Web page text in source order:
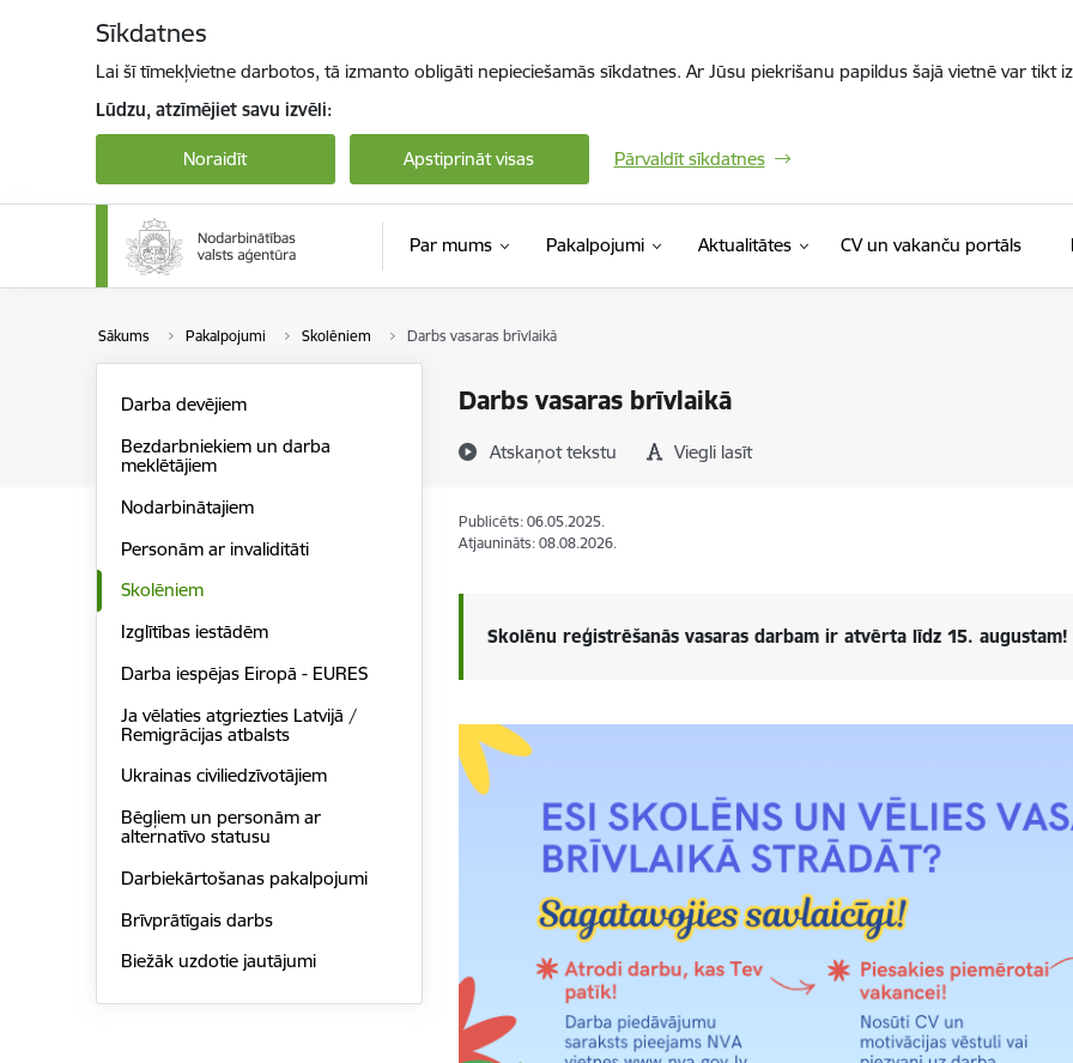
Sīkdatnes
Lai šī tīmekļvietne darbotos, tā izmanto obligāti nepieciešamās sīkdatnes. Ar Jūsu piekrišanu papildus šajā vietnē var tikt
Lūdzu, atzīmējiet savu izvēli:
Noraidīt Apstiprināt visas Pārvaldīt sīkdatnes
Par mums Pakalpojumi Aktualitātes CV un vakanču portāls(Ārējā
Sākums Pakalpojumi Skolēniem Darbs vasaras brīvlaikā
Darbs vasaras brīvlaikā
Atskaņot tekstu Viegli lasīt
Darba devējiem
Bezdarbniekiem un darba
meklētājiem
Nodarbinātajiem
Personām ar invaliditāti
Skolēniem
Izglītības iestādēm
Darba iespējas Eiropā - EURES
Ja vēlaties atgriezties Latvijā /
Remigrācijas atbalsts
Ukrainas civiliedzīvotājiem
Bēgļiem un personām ar
alternatīvo statusu
Darbiekārtošanas pakalpojumi
Brīvprātīgais darbs
Biežāk uzdotie jautājumi
Publicēts: 06.05.2025.
Atjaunināts: 08.08.2026.
Skolēnu reģistrēšanās vasaras darbam ir atvērta līdz 15. augustam!